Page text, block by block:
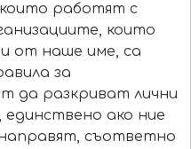
които работят с
които
от наше име, са
за
да разкриват лични
ако ние
съответно